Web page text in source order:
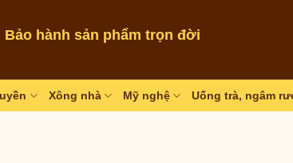
Bảo hành sản phẩm trọn đời
Xông nhà Mỹ nghệ Uống trà, ngâm